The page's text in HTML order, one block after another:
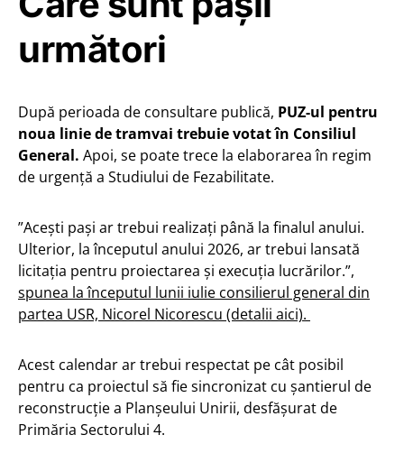
următori
După perioada de consultare publică, PUZ-ul pentru
noua linie de tramvai trebuie votat în Consiliul
General. Apoi, se poate trece la elaborarea în regim
de urgență a Studiului de Fezabilitate.
”Acești pași ar trebui realizați până la finalul anului.
Ulterior, la începutul anului 2026, ar trebui lansată
licitația pentru proiectarea și execuția lucrărilor.”,
spunea la începutul lunii iulie consilierul general din
partea USR, Nicorel Nicorescu (detalii aici).
Acest calendar ar trebui respectat pe cât posibil
pentru ca proiectul să fie sincronizat cu șantierul de
reconstrucție a Planșeului Unirii, desfășurat de
Primăria Sectorului 4.